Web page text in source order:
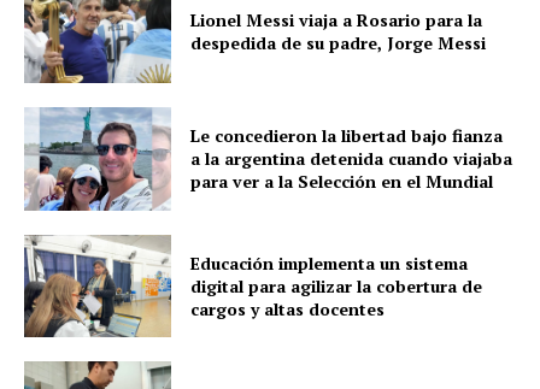
Lionel Messi viaja a Rosario para la
despedida de su padre, Jorge Messi
Le concedieron la libertad bajo fianza
a la argentina detenida cuando viajaba
para ver a la Selección en el Mundial
Educación implementa un sistema
digital para agilizar la cobertura de
cargos y altas docentes